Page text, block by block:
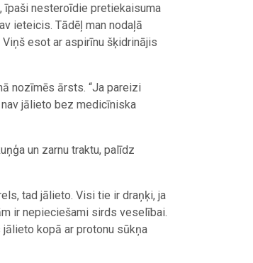
īpaši nesteroīdie pretiekaisuma
ieteicis. Tādēļ man nodaļā
esot ar aspirīnu šķidrinājis
nozīmēs ārsts. “Ja pareizi
jālieto bez medicīniska
un zarnu traktu, palīdz
tad jālieto. Visi tie ir draņķi, ja
ir nepieciešami sirds veselībai.
kopā ar protonu sūkņa